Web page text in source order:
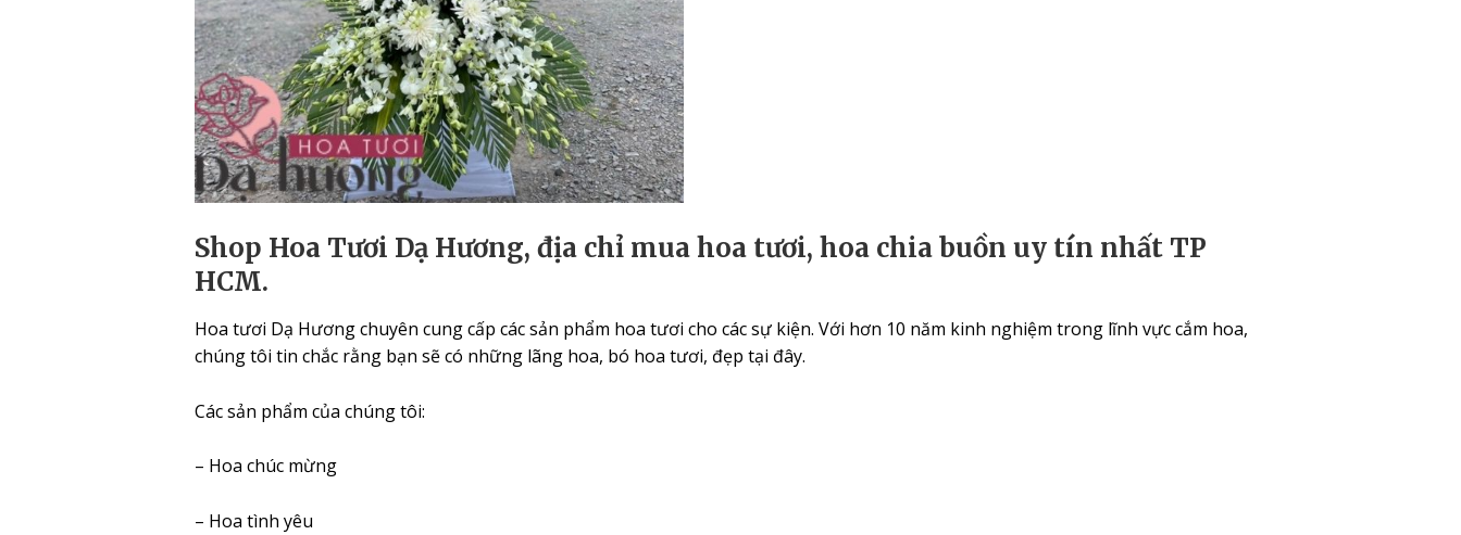
Shop Hoa Tươi Dạ Hương, địa chỉ mua hoa tươi, hoa chia buồn uy tín nhất TP
HCM.
Hoa tươi Dạ Hương chuyên cung cấp các sản phẩm hoa tươi cho các sự kiện. Với hơn 10 năm kinh nghiệm trong lĩnh vực cắm hoa,
chúng tôi tin chắc rằng bạn sẽ có những lãng hoa, bó hoa tươi, đẹp tại đây.
Các sản phẩm của chúng tôi:
– Hoa chúc mừng
– Hoa tình yêu